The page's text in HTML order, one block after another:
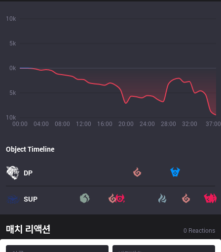
00:00 04:00 08:00 12:00 16:00 20:00 24:00 28:00 32:00 37:00
10k
5k
0k
5k
10k
Object Timeline
DP
SUP
매치 리액션 0 Reactions